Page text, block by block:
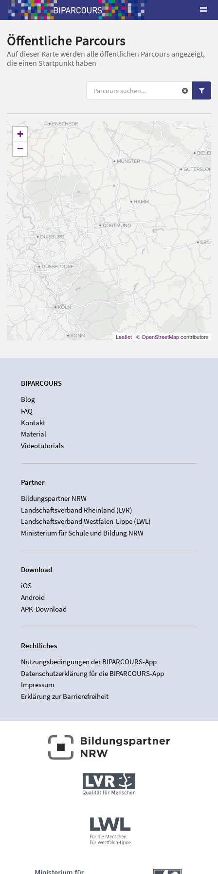
Öffentliche Parcours
Auf dieser Karte werden alle öffentlichen Parcours angezeigt,
die einen Startpunkt haben
+
−
Leaflet | ©OpenStreetMapcontributors
BIPARCOURS
Blog
FAQ
Kontakt
Material
Videotutorials
Partner
Bildungspartner NRW
Landschaftsverband Rheinland (LVR)
Landschaftsverband Westfalen-Lippe (LWL)
Ministerium für Schule und Bildung NRW
Download
iOS
Android
APK-Download
Rechtliches
Nutzungsbedingungen der BIPARCOURS-App
Datenschutzerklärung für die BIPARCOURS-App
Impressum
Erklärung zur Barrierefreiheit